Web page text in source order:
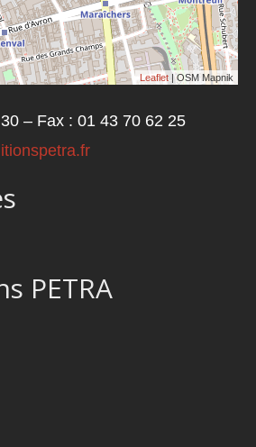
Leaflet | OSM Mapnik
– Fax : 01 43 70 62 25
PETRA